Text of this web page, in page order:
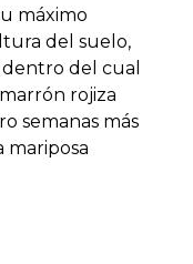
máximo
del suelo,
del cual
rojiza
semanas más
mariposa